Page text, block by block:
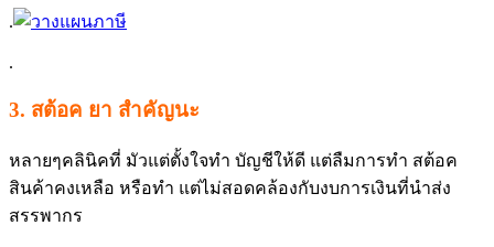
.
.
3. สต้อค ยา สำคัญนะ
หลายๆคลินิคที่ มัวแต่ตั้งใจทำ บัญชีให้ดี แต่ลืมการทำ สต้อค
สินค้าคงเหลือ หรือทำ แต่ไม่สอดคล้องกับงบการเงินที่นำส่ง
สรรพากร